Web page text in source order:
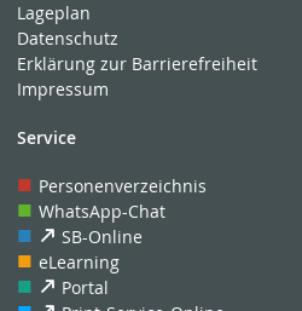
Lageplan
Datenschutz
Erklärung zur Barrierefreiheit
Impressum
Service
Personenverzeichnis
WhatsApp-Chat
SB-Online
eLearning
Portal